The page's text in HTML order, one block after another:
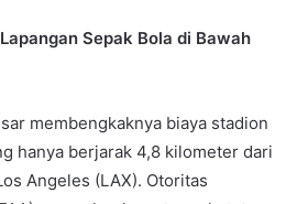
Sepak Bola di Bawah
membengkaknya biaya stadion
hanya berjarak 4,8 kilometer dari
Angeles (LAX). Otoritas